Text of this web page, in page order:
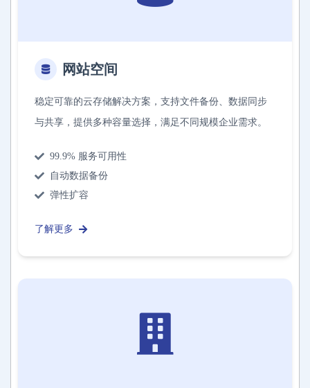
网站空间
稳定可靠的云存储解决方案，支持文件备份、数据同步
与共享，提供多种容量选择，满足不同规模企业需求。
99.9% 服务可用性
自动数据备份
弹性扩容
了解更多